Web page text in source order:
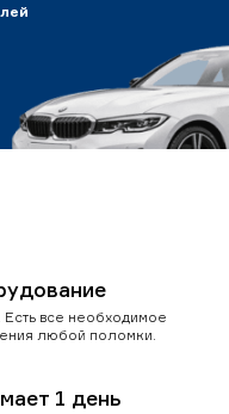
все необходимое
любой поломки.
1 день